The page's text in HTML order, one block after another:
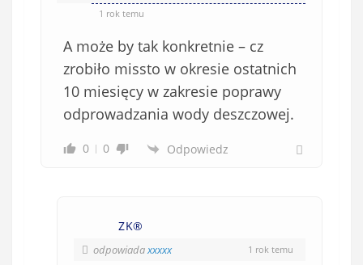
1 rok temu
A może by tak konkretnie – cz
zrobiło missto w okresie ostatnich
10 miesięcy w zakresie poprawy
odprowadzania wody deszczowej.
0 0 Odpowiedz
ZK®️
odpowiadaxxxxx 1 rok temu